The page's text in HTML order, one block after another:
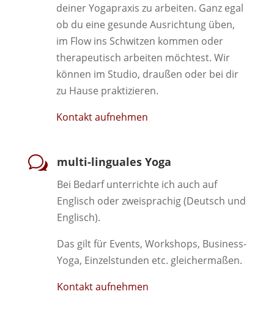
deiner Yogapraxis zu arbeiten. Ganz egal
ob du eine gesunde Ausrichtung üben,
im Flow ins Schwitzen kommen oder
therapeutisch arbeiten möchtest. Wir
können im Studio, draußen oder bei dir
zu Hause praktizieren.
Kontakt aufnehmen
w multi-linguales Yoga
Bei Bedarf unterrichte ich auch auf
Englisch oder zweisprachig (Deutsch und
Englisch).
Das gilt für Events, Workshops, Business-
Yoga, Einzelstunden etc. gleichermaßen.
Kontakt aufnehmen